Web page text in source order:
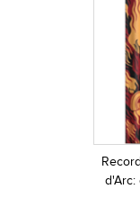
d'Arc: